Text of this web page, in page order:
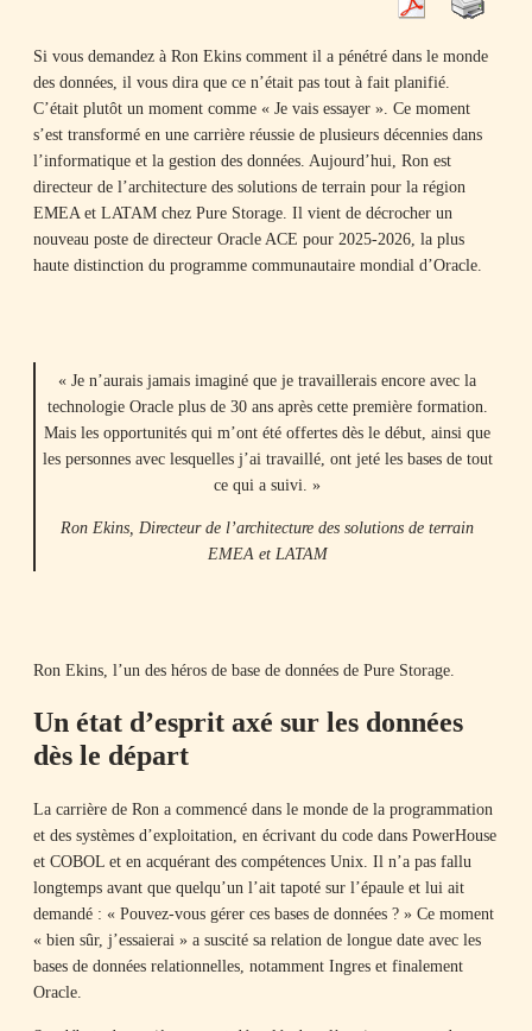
Si vous demandez à Ron Ekins comment il a pénétré dans le monde
des données, il vous dira que ce n’était pas tout à fait planifié.
C’était plutôt un moment comme « Je vais essayer ». Ce moment
s’est transformé en une carrière réussie de plusieurs décennies dans
l’informatique et la gestion des données. Aujourd’hui, Ron est
directeur de l’architecture des solutions de terrain pour la région
EMEA et LATAM chez Pure Storage. Il vient de décrocher un
nouveau poste de directeur Oracle ACE pour 2025-2026, la plus
haute distinction du programme communautaire mondial d’Oracle.
« Je n’aurais jamais imaginé que je travaillerais encore avec la
technologie Oracle plus de 30 ans après cette première formation.
Mais les opportunités qui m’ont été offertes dès le début, ainsi que
les personnes avec lesquelles j’ai travaillé, ont jeté les bases de tout
ce qui a suivi. »
Ron Ekins, Directeur de l’architecture des solutions de terrain
EMEA et LATAM
Ron Ekins, l’un des héros de base de données de Pure Storage.
Un état d’esprit axé sur les données
dès le départ
La carrière de Ron a commencé dans le monde de la programmation
et des systèmes d’exploitation, en écrivant du code dans PowerHouse
et COBOL et en acquérant des compétences Unix. Il n’a pas fallu
longtemps avant que quelqu’un l’ait tapoté sur l’épaule et lui ait
demandé : « Pouvez-vous gérer ces bases de données ? » Ce moment
« bien sûr, j’essaierai » a suscité sa relation de longue date avec les
bases de données relationnelles, notamment Ingres et finalement
Oracle.